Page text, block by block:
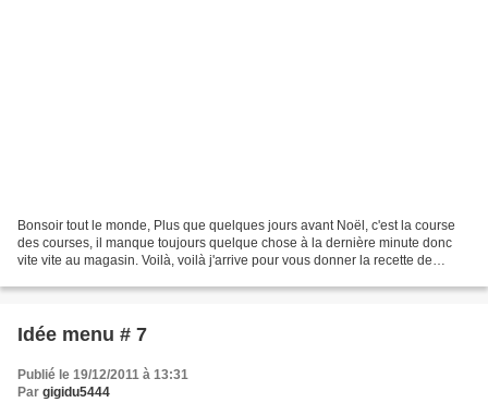
Bonsoir tout le monde, Plus que quelques jours avant Noël, c'est la course
des courses, il manque toujours quelque chose à la dernière minute donc
vite vite au magasin. Voilà, voilà j'arrive pour vous donner la recette de
Idée menu # 7
Publié le 19/12/2011 à 13:31
Par gigidu5444